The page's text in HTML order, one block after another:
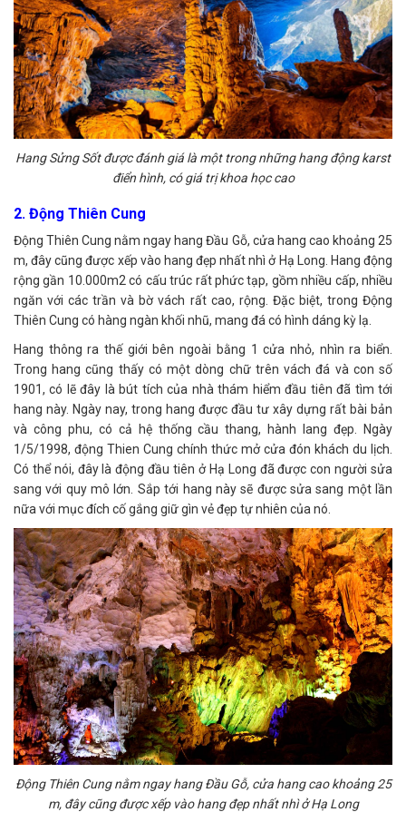
Hang Sửng Sốt được đánh giá là một trong những hang động karst
điển hình, có giá trị khoa học cao
2. Động Thiên Cung
Động Thiên Cung nằm ngay hang Đầu Gỗ, cửa hang cao khoảng 25
m, đây cũng được xếp vào hang đẹp nhất nhì ở Hạ Long. Hang động
rộng gần 10.000m2 có cấu trúc rất phức tạp, gồm nhiều cấp, nhiều
ngăn với các trần và bờ vách rất cao, rộng. Đặc biệt, trong Động
Thiên Cung có hàng ngàn khối nhũ, mang đá có hình dáng kỳ lạ.
Hang thông ra thế giới bên ngoài bằng 1 cửa nhỏ, nhìn ra biển.
Trong hang cũng thấy có một dòng chữ trên vách đá và con số
1901, có lẽ đây là bút tích của nhà thám hiểm đầu tiên đã tìm tới
hang này. Ngày nay, trong hang được đầu tư xây dựng rất bài bản
và công phu, có cả hệ thống cầu thang, hành lang đẹp. Ngày
1/5/1998, động Thien Cung chính thức mở cửa đón khách du lịch.
Có thể nói, đây là động đầu tiên ở Hạ Long đã được con người sửa
sang với quy mô lớn. Sắp tới hang này sẽ được sửa sang một lần
nữa với mục đích cố gắng giữ gìn vẻ đẹp tự nhiên của nó.
Động Thiên Cung nằm ngay hang Đầu Gỗ, cửa hang cao khoảng 25
m, đây cũng được xếp vào hang đẹp nhất nhì ở Hạ Long